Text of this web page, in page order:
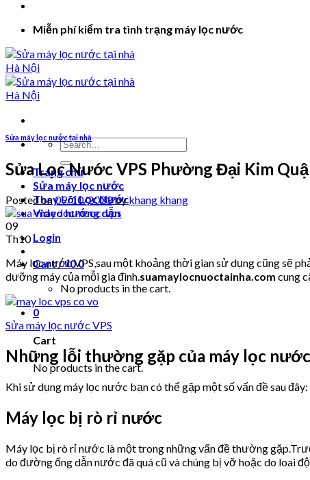
Miễn phí kiểm tra tình trạng máy lọc nước
Search
for:
Trang chủ
Sửa máy lọc nước
Thay Lõi Lọc Nước
Video hướng dẫn
Login
Cart /₫00
No products in the cart.
0
Cart
No products in the cart.
Sửa máy lọc nước tại nhà
Sửa Lọc Nước VPS Phường Đại Kim
Posted on09/10/2023bykhang khang
09
Th10
Máy lọc nước VPS,sau một khoảng thời gian sử dụng cũng sẽ
dưỡng máy của mỗi gia đình.suamaylocnuoctainha.com cung
Sửa máy lọc nước VPS
Những lỗi thường gặp của máy lọc nước
Khi sử dụng máy lọc nước bạn có thể gặp một số vấn đề sau đây:
Máy lọc bị rò rỉ nước
Máy lọc bị rò rỉ nước là một trong những vấn đề thường
do đường ống dẫn nước đã quá cũ và chúng bị vỡ hoặc do loai